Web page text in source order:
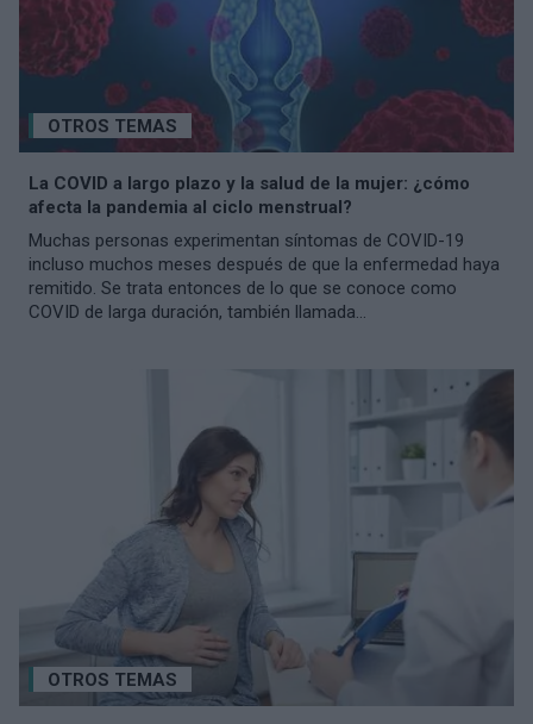
OTROS TEMAS
La COVID a largo plazo y la salud de la mujer: ¿cómo
afecta la pandemia al ciclo menstrual?
Muchas personas experimentan síntomas de COVID-19
incluso muchos meses después de que la enfermedad haya
remitido. Se trata entonces de lo que se conoce como
COVID de larga duración, también llamada...
OTROS TEMAS